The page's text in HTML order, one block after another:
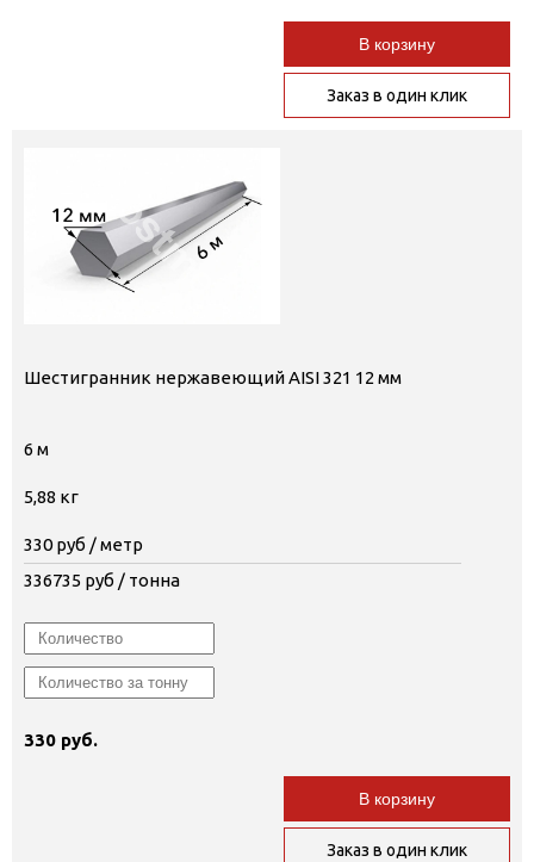
В корзину
Заказ в один клик
Шестигранник нержавеющий AISI 321 12 мм
6 м
5,88 кг
330 руб / метр
336735 руб / тонна
330 руб.
В корзину
Заказ в один клик